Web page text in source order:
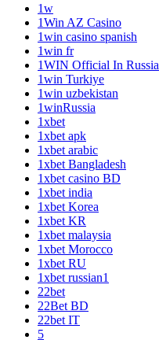
1w
1Win AZ Casino
1win casino spanish
1win fr
1WIN Official In Russia
1win Turkiye
1win uzbekistan
1winRussia
1xbet
1xbet apk
1xbet arabic
1xbet Bangladesh
1xbet casino BD
1xbet india
1xbet Korea
1xbet KR
1xbet malaysia
1xbet Morocco
1xbet RU
1xbet russian1
22bet
22Bet BD
22bet IT
5